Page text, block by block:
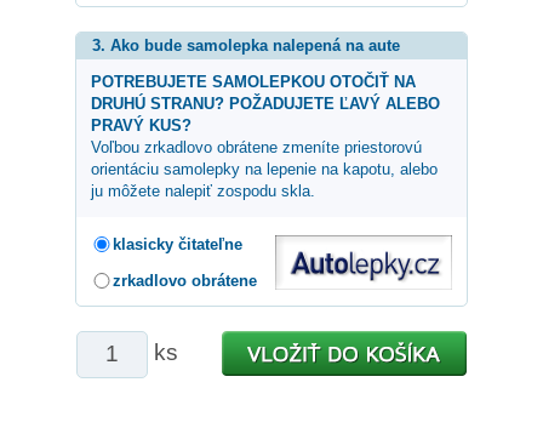
3. Ako bude samolepka nalepená na aute
POTREBUJETE SAMOLEPKOU OTOČIŤ NA
DRUHÚ STRANU? POŽADUJETE ĽAVÝ ALEBO
PRAVÝ KUS?
Voľbou zrkadlovo obrátene zmeníte priestorovú
orientáciu samolepky na lepenie na kapotu, alebo
ju môžete nalepiť zospodu skla.
klasicky čitateľne
zrkadlovo obrátene
ks